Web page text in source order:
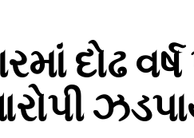
દોઢ